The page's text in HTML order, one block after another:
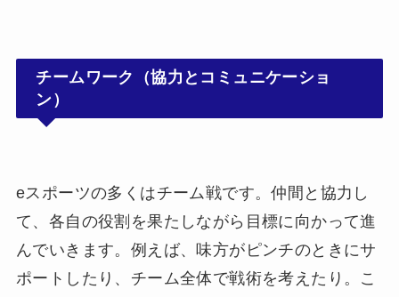
チームワーク（協力とコミュニケーショ
ン）
eスポーツの多くはチーム戦です。仲間と協力し
て、各自の役割を果たしながら目標に向かって進
んでいきます。例えば、味方がピンチのときにサ
ポートしたり、チーム全体で戦術を考えたり。こ